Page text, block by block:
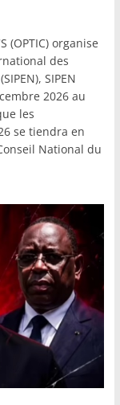
(OPTIC) organise
des
SIPEN
2026 au
les
se tiendra en
National du